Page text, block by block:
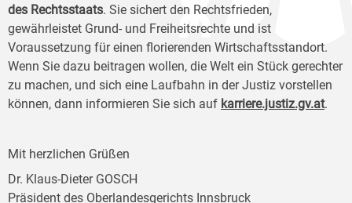
des Rechtsstaats. Sie sichert den Rechtsfrieden,
gewährleistet Grund- und Freiheitsrechte und ist
Voraussetzung für einen florierenden Wirtschaftsstandort.
Wenn Sie dazu beitragen wollen, die Welt ein Stück gerechter
zu machen, und sich eine Laufbahn in der Justiz vorstellen
können, dann informieren Sie sich auf karriere.justiz.gv.at.
Mit herzlichen Grüßen
Dr. Klaus-Dieter GOSCH
Präsident des Oberlandesgerichts Innsbruck